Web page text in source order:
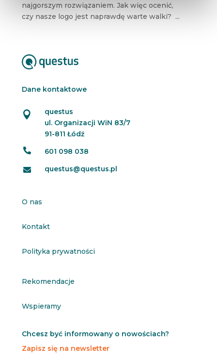
najgorszym rozwiązaniem. Jak więc ocenić,
czy nasze logo jest naprawdę warte walki? ...
Dane kontaktowe

questus
ul. Organizacji WiN 83/7
91-811 Łódź
 601 098 038
 questus@questus.pl
O nas
Kontakt
Polityka prywatności
Rekomendacje
Wspieramy
Chcesz być informowany o nowościach?
Zapisz się na newsletter